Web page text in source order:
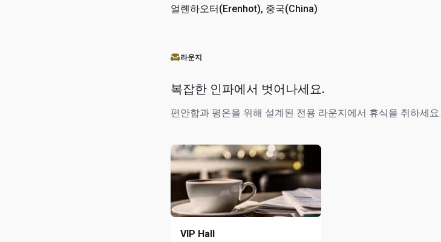
얼롄하오터(Erenhot), 중국(China)
라운지
복잡한 인파에서 벗어나세요.
편안함과 평온을 위해 설계된 전용 라운지에서 휴식을 취하세요.
VIP Hall